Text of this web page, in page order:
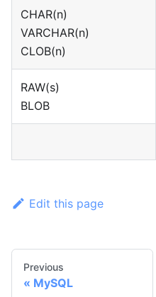
CHAR(n)
VARCHAR(n)
CLOB(n)
RAW(s)
BLOB
Edit this page
Previous
MySQL